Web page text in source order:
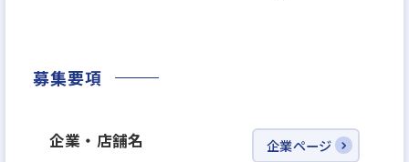
東証プライム市場上場企業で現在も業績は右肩上が
になります。拡大中の弊社は、業績拡大ペースに比べ
募集要項
企業・店舗名 企業ページ